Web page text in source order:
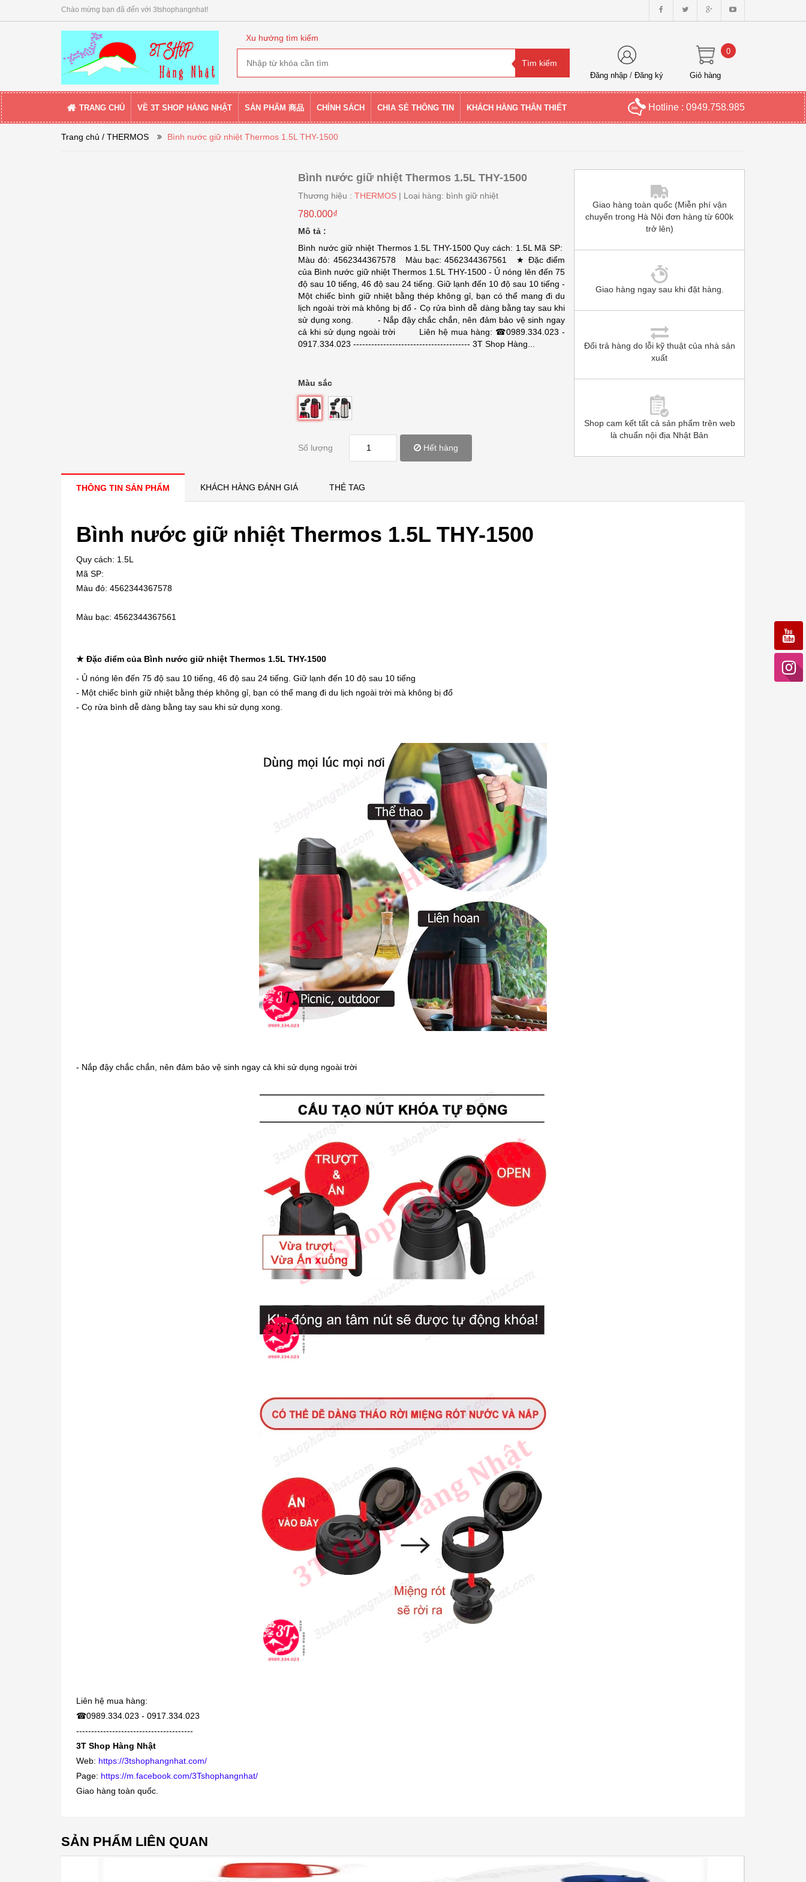
Chào mừng bạn đã đến với 3tshophangnhat!
Xu hướng tìm kiếm
Đăng nhập /Đăng ký Giỏ hàng
0
TRANG CHỦ VỀ 3T SHOP HÀNG NHẬT SẢN PHẨM 商品 CHÍNH SÁCH CHIA SẺ THÔNG TIN KHÁCH HÀNG THÂN THIẾT Hotline : 0949.758.985
Trang chủ / THERMOS Bình nước giữ nhiệt Thermos 1.5L THY-1500
Bình nước giữ nhiệt Thermos 1.5L THY-1500
Thương hiệu : THERMOS | Loại hàng: bình giữ nhiệt
780.000₫
Mô tả :
Bình nước giữ nhiệt Thermos 1.5L THY-1500 Quy cách: 1.5L Mã SP:
Màu đỏ: 4562344367578 Màu bạc: 4562344367561 ★ Đặc điểm
của Bình nước giữ nhiệt Thermos 1.5L THY-1500 - Ủ nóng lên đến 75
độ sau 10 tiếng, 46 độ sau 24 tiếng. Giữ lạnh đến 10 độ sau 10 tiếng -
Một chiếc bình giữ nhiệt bằng thép không gỉ, bạn có thể mang đi du
lịch ngoài trời mà không bị đổ - Cọ rửa bình dễ dàng bằng tay sau khi
sử dụng xong. - Nắp đậy chắc chắn, nên đảm bảo vệ sinh ngay
cả khi sử dụng ngoài trời Liên hệ mua hàng: ☎0989.334.023 -
0917.334.023 --------------------------------------- 3T Shop Hàng...
Màu sắc
Số lượng Hết hàng
Giao hàng toàn quốc (Miễn phí vận
chuyển trong Hà Nội đơn hàng từ 600k
trở lên)
Giao hàng ngay sau khi đặt hàng.
Đổi trả hàng do lỗi kỹ thuật của nhà sản
xuất
Shop cam kết tất cả sản phẩm trên web
là chuẩn nội địa Nhật Bản
THÔNG TIN SẢN PHẨM KHÁCH HÀNG ĐÁNH GIÁ THẺ TAG
Bình nước giữ nhiệt Thermos 1.5L THY-1500
Quy cách: 1.5L
Mã SP:
Màu đỏ: 4562344367578
Màu bạc: 4562344367561
★ Đặc điểm của Bình nước giữ nhiệt Thermos 1.5L THY-1500
- Ủ nóng lên đến 75 độ sau 10 tiếng, 46 độ sau 24 tiếng. Giữ lạnh đến 10 độ sau 10 tiếng
- Một chiếc bình giữ nhiệt bằng thép không gỉ, bạn có thể mang đi du lịch ngoài trời mà không bị đổ
- Cọ rửa bình dễ dàng bằng tay sau khi sử dụng xong.
- Nắp đậy chắc chắn, nên đảm bảo vệ sinh ngay cả khi sử dụng ngoài trời
Liên hệ mua hàng:
☎0989.334.023 - 0917.334.023
---------------------------------------
3T Shop Hàng Nhật
Web: https://3tshophangnhat.com/
Page: https://m.facebook.com/3Tshophangnhat/
Giao hàng toàn quốc.
SẢN PHẨM LIÊN QUAN